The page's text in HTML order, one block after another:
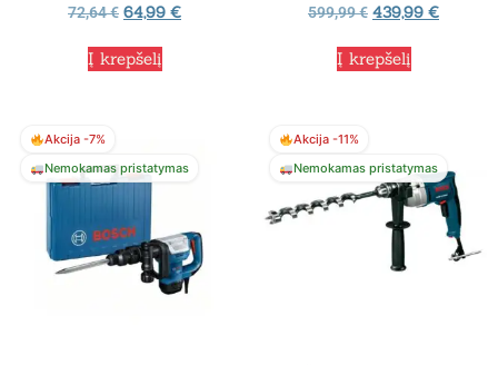
72,64€ 64,99 €
Į krepšelį
599,99€ 439,99 €
Į krepšelį
Akcija -7%
Nemokamas pristatymas
Akcija -11%
Nemokamas pristatymas